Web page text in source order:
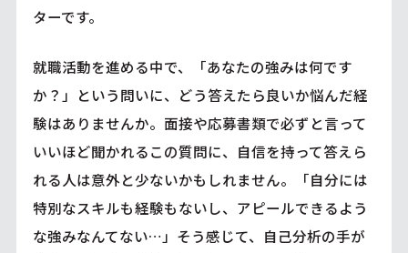
ターです。
就職活動を進める中で、「あなたの強みは何です
か？」という問いに、どう答えたら良いか悩んだ経
験はありませんか。面接や応募書類で必ずと言って
いいほど聞かれるこの質問に、自信を持って答えら
れる人は意外と少ないかもしれません。「自分には
特別なスキルも経験もないし、アピールできるよう
な強みなんてない…」そう感じて、自己分析の手が